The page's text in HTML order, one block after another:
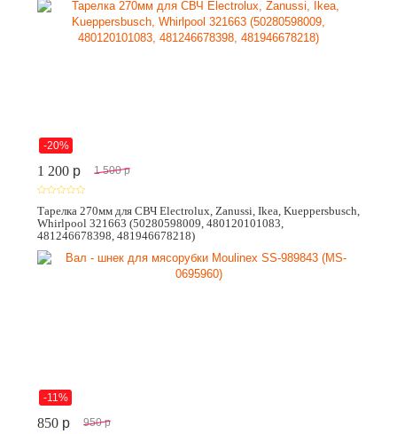
-20%
1 200 p 1 500 p
Тарелка 270мм для СВЧ Electrolux, Zanussi, Ikea, Kueppersbusch,
Whirlpool 321663 (50280598009, 480120101083,
481246678398, 481946678218)
-11%
850 p 950 p